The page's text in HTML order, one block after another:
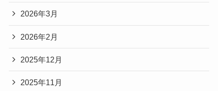
2026年3月
2026年2月
2025年12月
2025年11月